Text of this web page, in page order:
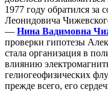
1977 году обратился за
Леонидовича
— Нина Вадимовна
проверки гипотезы
стала организация в
влиянию
гелиогеофизических
прежде всего, его